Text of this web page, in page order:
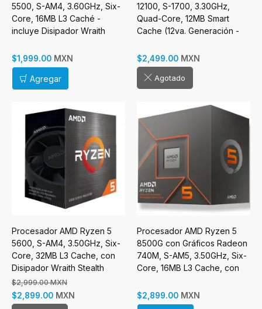
5500, S-AM4, 3.60GHz, Six-
Core, 16MB L3 Caché -
incluye Disipador Wraith
$1,999.00 MXN
Agregar
12100, S-1700, 3.30GHz,
Quad-Core, 12MB Smart
Cache (12va. Generación -
$2,499.00 MXN
Agotado
Procesador AMD Ryzen 5
5600, S-AM4, 3.50GHz, Six-
Core, 32MB L3 Cache, con
Disipador Wraith Stealth
$2,999.00 MXN
$2,899.00 MXN
Procesador AMD Ryzen 5
8500G con Gráficos Radeon
740M, S-AM5, 3.50GHz, Six-
Core, 16MB L3 Cache, con
$2,899.00 MXN